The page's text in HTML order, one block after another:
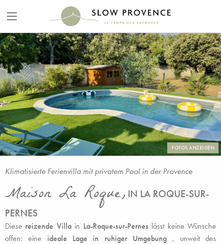
FOTOS ANZEIGEN
Klimatisierte Ferienvilla mit privatem Pool in der Provence
Maison La Roque, IN LA ROQUE-SUR-
PERNES
Diese reizende Villain La-Roque-sur-Perneslässt keine Wünsche
offen: eine ideale Lage in ruhiger Umgebung , unweit des